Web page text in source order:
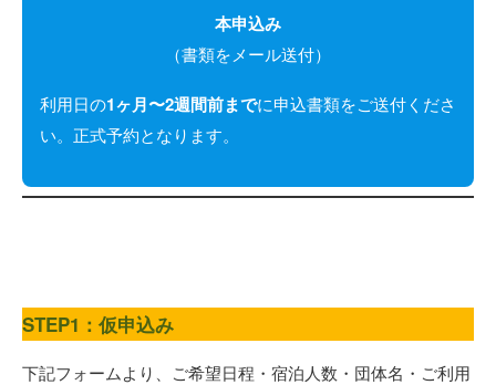
本申込み
（書類をメール送付）
利用日の1ヶ月〜2週間前までに申込書類をご送付くださ
い。正式予約となります。
STEP1：仮申込み
下記フォームより、ご希望日程・宿泊人数・団体名・ご利用